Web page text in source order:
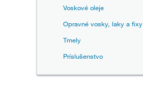
Voskové oleje
Opravné vosky, laky a fixy
Tmely
Príslušenstvo